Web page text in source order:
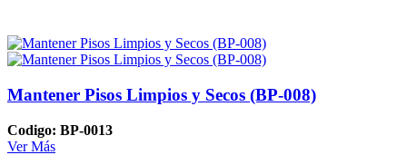
Mantener Pisos Limpios y Secos (BP-008)
Codigo: BP-0013
Ver Más